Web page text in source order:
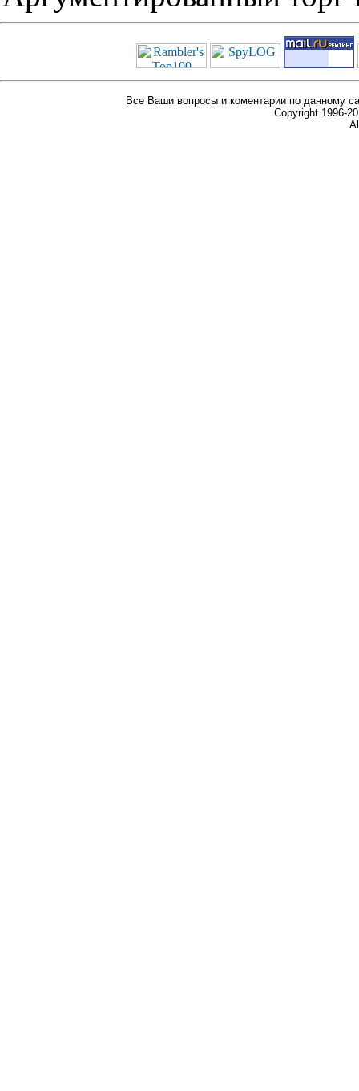
Все Ваши вопросы и коментарии по данному
Copyright 1996-